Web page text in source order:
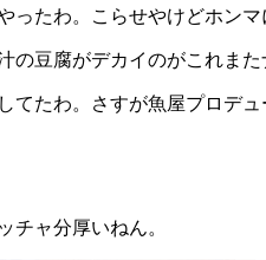
たわ。こらせやけどホン
の豆腐がデカイのがこれま
たわ。さすが魚屋プロデュ
ャ分厚いねん。